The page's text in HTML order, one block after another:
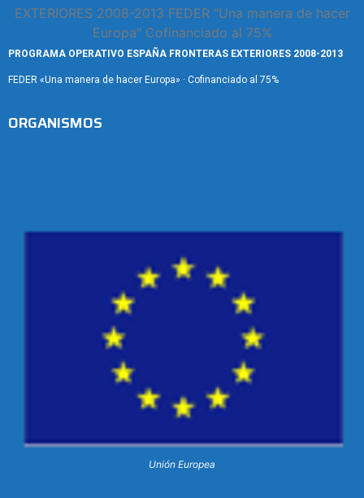
PROGRAMA OPERATIVO ESPAÑA FRONTERAS EXTERIORES 2008-2013
FEDER «Una manera de hacer Europa» · Cofinanciado al 75%
ORGANISMOS
Unión Europea